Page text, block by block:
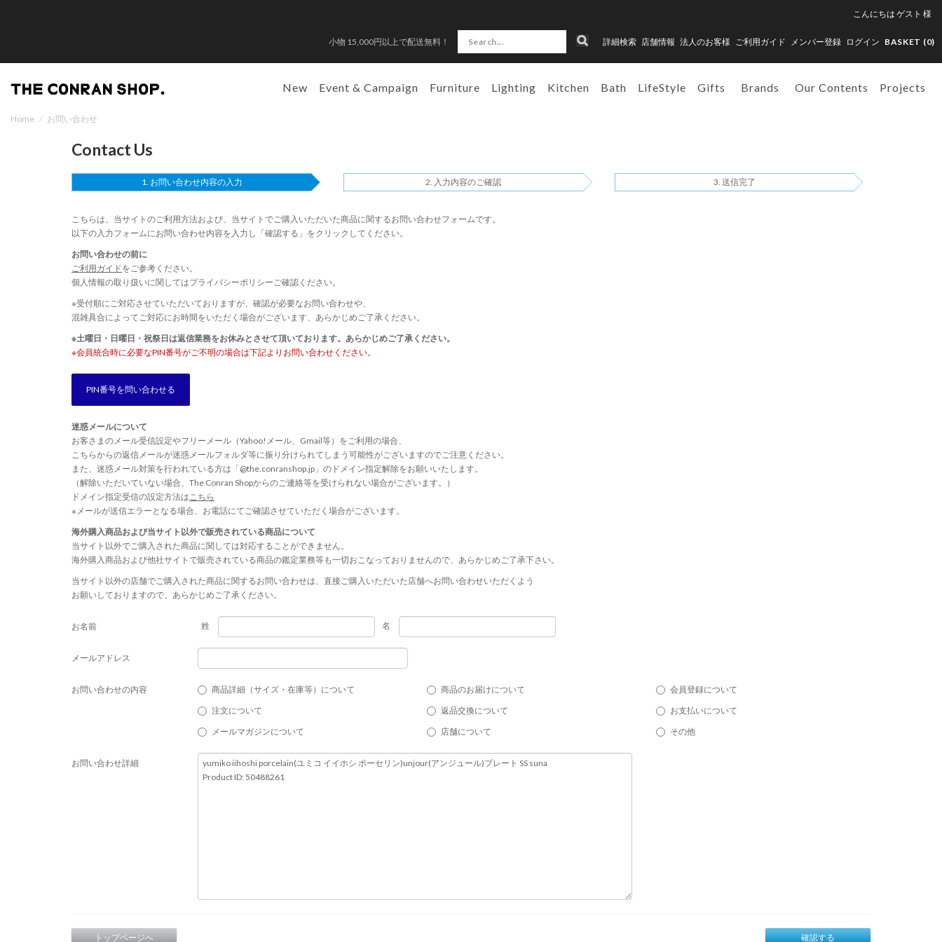
こんにちは ゲスト 様
小物 15,000円以上で配送無料！ 詳細検索 店舗情報 法人のお客様 ご利用ガイド メンバー登録 ログイン BASKET (0)
New Event & Campaign Furniture Lighting Kitchen Bath LifeStyle Gifts Brands Our Contents Projects
Home / お問い合わせ
Contact Us
お問い合わせ内容の入力 入力内容のご確認 送信完了
こちらは、当サイトのご利用方法および、当サイトでご購入いただいた商品に関するお問い合わせフォームです。
以下の入力フォームにお問い合わせ内容を入力し「確認する」をクリックしてください。
お問い合わせの前に
ご利用ガイドをご参考ください。
個人情報の取り扱いに関してはプライバシーポリシーご確認ください。
※受付順にご対応させていただいておりますが、確認が必要なお問い合わせや、
混雑具合によってご対応にお時間をいただく場合がございます、あらかじめご了承ください。
※土曜日・日曜日・祝祭日は返信業務をお休みとさせて頂いております。あらかじめご了承ください。
※会員統合時に必要なPIN番号がご不明の場合は下記よりお問い合わせください。
PIN番号を問い合わせる
迷惑メールについて
お客さまのメール受信設定やフリーメール（Yahoo!メール、Gmail等）をご利用の場合、
こちらからの返信メールが迷惑メールフォルダ等に振り分けられてしまう可能性がございますのでご注意ください。
また、迷惑メール対策を行われている方は「@the.conranshop.jp」のドメイン指定解除をお願いいたします。
（解除いただいていない場合、The Conran Shopからのご連絡等を受けられない場合がございます。）
ドメイン指定受信の設定方法はこちら
※メールが送信エラーとなる場合、お電話にてご確認させていただく場合がございます。
海外購入商品および当サイト以外で販売されている商品について
当サイト以外でご購入された商品に関しては対応することができません。
海外購入商品および他社サイトで販売されている商品の鑑定業務等も一切おこなっておりませんので、あらかじめご了承下さい。
当サイト以外の店舗でご購入された商品に関するお問い合わせは、直接ご購入いただいた店舗へお問い合わせいただくよう
お願いしておりますので、あらかじめご了承ください。
お名前 姓 名
メールアドレス
お問い合わせの内容 商品詳細（サイズ・在庫等）について 商品のお届けについて
会員登録について
注文について
返品交換について
お支払いについて
メールマガジンについて
店舗について その他
お問い合わせ詳細
確認する
トップページへ